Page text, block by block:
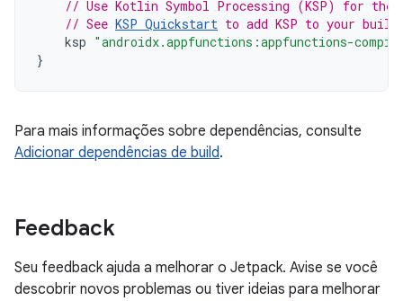
// Use Kotlin Symbol Processing (KSP) for
// See KSP Quickstart to add KSP to your build
ksp "androidx.appfunctions:appfunctions-
}
Para mais informações sobre dependências, consulte
Adicionar dependências de build.
Feedback
Seu feedback ajuda a melhorar o Jetpack. Avise se você
descobrir novos problemas ou tiver ideias para melhorar